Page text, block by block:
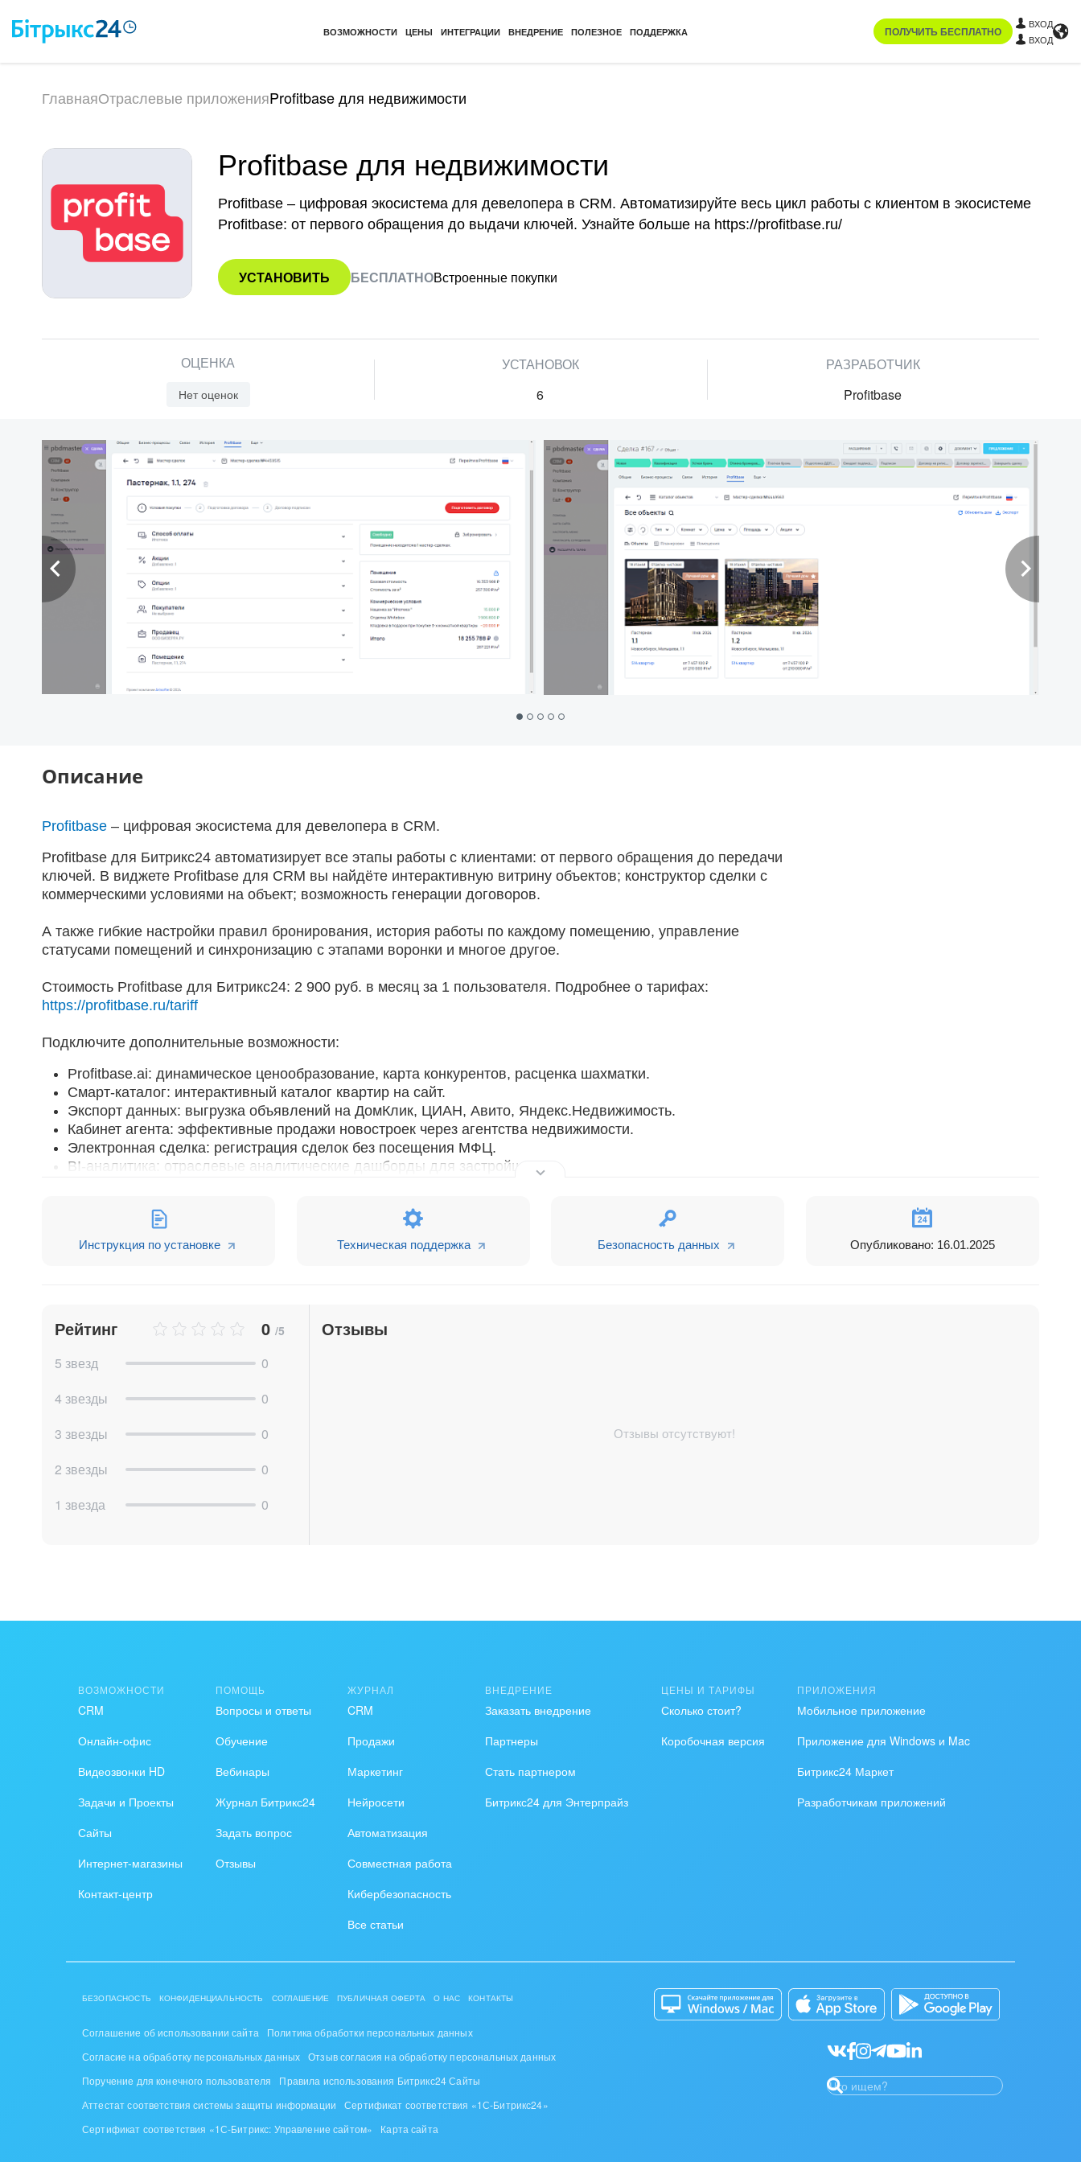
ВОЗМОЖНОСТИ ЦЕНЫ ИНТЕГРАЦИИ ВНЕДРЕНИЕ ПОЛЕЗНОЕ ПОДДЕРЖКА ПОЛУЧИТЬ БЕСПЛАТНО
ВХОД
ВХОД
ГлавнаяОтраслевые приложенияProfitbase для недвижимости
Profitbase для недвижимости
Profitbase – цифровая экосистема для девелопера в CRM. Автоматизируйте весь цикл работы с клиентом в экосистеме
Profitbase: от первого обращения до выдачи ключей. Узнайте больше на https://profitbase.ru/
УСТАНОВИТЬ БЕСПЛАТНОВстроенные покупки
ОЦЕНКА
Нет оценок
УСТАНОВОК
6
РАЗРАБОТЧИК
Profitbase
Описание
Profitbase – цифровая экосистема для девелопера в CRM.
Profitbase для Битрикс24 автоматизирует все этапы работы с клиентами: от первого обращения до передачи
ключей. В виджете Profitbase для CRM вы найдёте интерактивную витрину объектов; конструктор сделки с
коммерческими условиями на объект; возможность генерации договоров.
А также гибкие настройки правил бронирования, история работы по каждому помещению, управление
статусами помещений и синхронизацию с этапами воронки и многое другое.
Стоимость Profitbase для Битрикс24: 2 900 руб. в месяц за 1 пользователя. Подробнее о тарифах:
https://profitbase.ru/tariff
Подключите дополнительные возможности:
Profitbase.ai: динамическое ценообразование, карта конкурентов, расценка шахматки.
Смарт-каталог: интерактивный каталог квартир на сайт.
Экспорт данных: выгрузка объявлений на ДомКлик, ЦИАН, Авито, Яндекс.Недвижимость.
Кабинет агента: эффективные продажи новостроек через агентства недвижимости.
Электронная сделка: регистрация сделок без посещения МФЦ.
BI-аналитика: отраслевые аналитические дашборды для застройщиков.
Росреестре, выдача ключей).
Узнайте больше наhttps://profitbase.ru/
Инструкция по установке Техническая поддержка Безопасность данных Опубликовано: 16.01.2025
Рейтинг 0 /5
5 звезд
0
4 звезды
0
3 звезды
0
2 звезды
0
1 звезда
0
Отзывы
Отзывы отсутствуют!
ВОЗМОЖНОСТИ
CRM
Онлайн-офис
Видеозвонки HD
Задачи и Проекты
Сайты
Интернет-магазины
Контакт-центр
ПОМОЩЬ
Вопросы и ответы
Обучение
Вебинары
Журнал Битрикс24
Задать вопрос
Отзывы
ЖУРНАЛ
CRM
Продажи
Маркетинг
Нейросети
Автоматизация
Совместная работа
Кибербезопасность
Все статьи
ВНЕДРЕНИЕ
Заказать внедрение
Партнеры
Стать партнером
Битрикс24 для Энтерпрайз
ЦЕНЫ И ТАРИФЫ
Сколько стоит?
Коробочная версия
ПРИЛОЖЕНИЯ
Мобильное приложение
Приложение для Windows и Mac
Битрикс24 Маркет
Разработчикам приложений
БЕЗОПАСНОСТЬ КОНФИДЕНЦИАЛЬНОСТЬ СОГЛАШЕНИЕ ПУБЛИЧНАЯ ОФЕРТА О НАС КОНТАКТЫ
Соглашение об использовании сайта
Политика обработки персональных данных
Согласие на обработку персональных данных Отзыв согласия на обработку персональных данных
Поручение для конечного пользователя
Правила использования Битрикс24 Сайты
Аттестат соответствия системы защиты информации
Сертификат соответствия «1С-Битрикс24»
Сертификат соответствия «1С-Битрикс: Управление сайтом»
Карта сайта